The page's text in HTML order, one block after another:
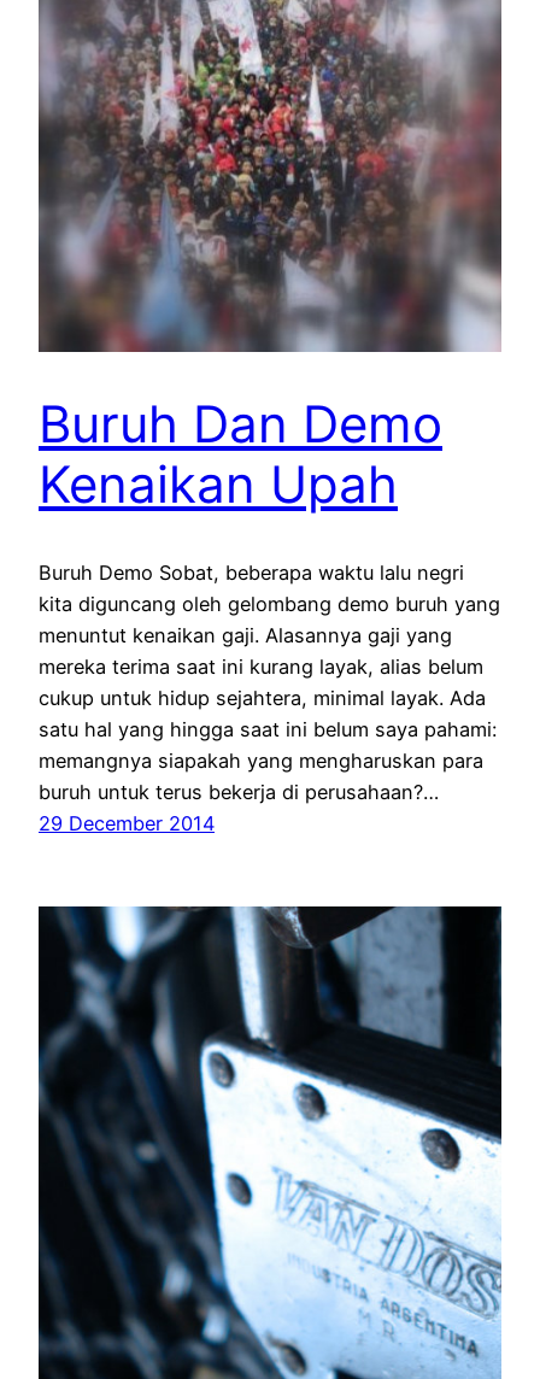
Buruh Dan Demo
Kenaikan Upah
Buruh Demo Sobat, beberapa waktu lalu negri
kita diguncang oleh gelombang demo buruh yang
menuntut kenaikan gaji. Alasannya gaji yang
mereka terima saat ini kurang layak, alias belum
cukup untuk hidup sejahtera, minimal layak. Ada
satu hal yang hingga saat ini belum saya pahami:
memangnya siapakah yang mengharuskan para
buruh untuk terus bekerja di perusahaan?…
29 December 2014